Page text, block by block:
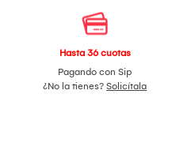
Hasta 36 cuotas
Pagando con Sip
¿No la tienes? Solicítala